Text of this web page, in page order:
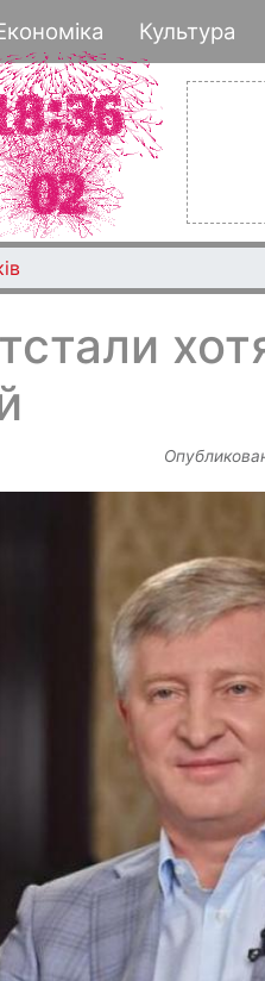
к
Культура